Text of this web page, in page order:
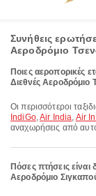
Συνήθεις
Αεροδρόμιο
Ποιες αεροπορικές
Διεθνές Αεροδρόμιο
Οι περισσότεροι
IndiGo,Air India, Air
αναχωρήσεις από
Πόσες πτήσεις είναι
Αεροδρόμιο